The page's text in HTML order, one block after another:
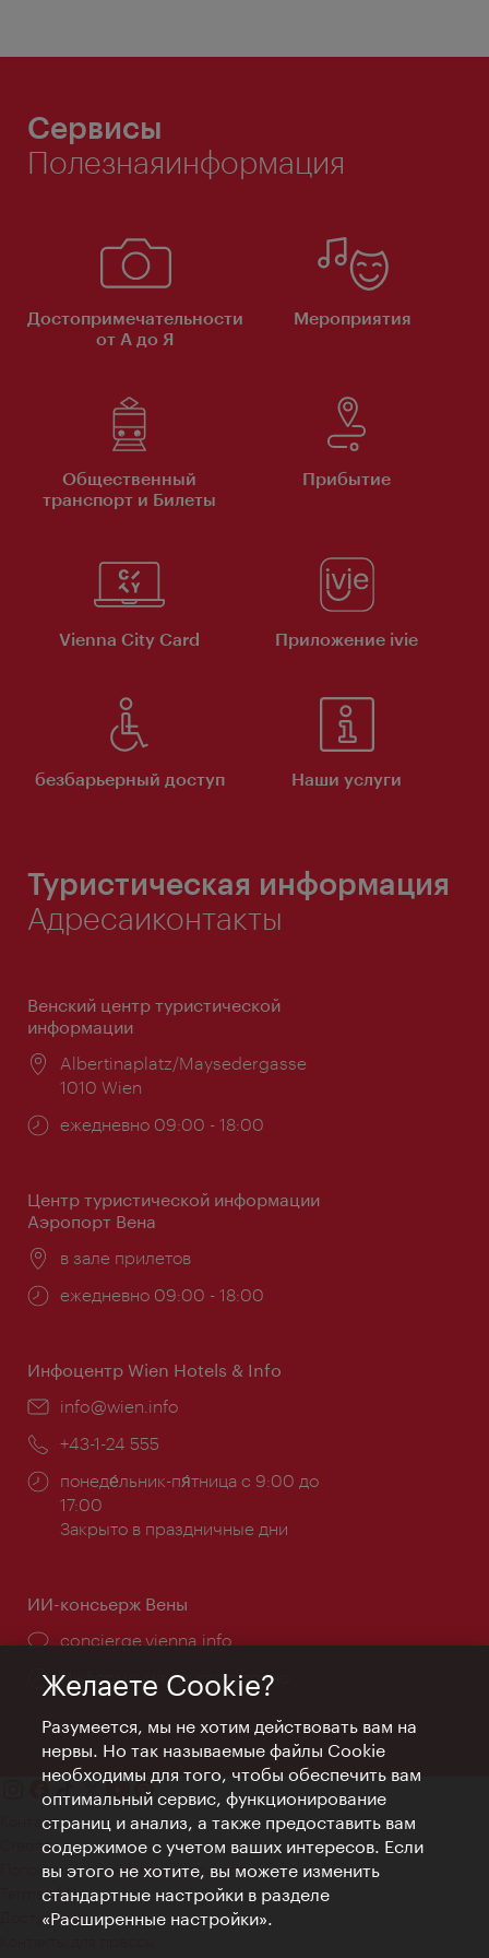
Сервисы
Полезнаяинформация
Достопримечательности
от А до Я
Мероприятия
Общественный
транспорт и Билеты
Прибытие
Vienna City Card Приложение ivie
безбарьерный доступ Наши услуги
Туристическая информация
Адресаиконтакты
Венский центр туристической
информации
Расположение:
Albertinaplatz/Maysedergasse
1010 Wien
Часы
ежедневно 09:00 - 18:00
Центр туристической информации
Аэропорт Вена
Расположение:
в зале прилетов
Часы
ежедневно 09:00 - 18:00
Инфоцентр Wien Hotels & Info
Эл.
info@wien.info
Телефон:
+43-1-24 555
Часы
работы:
понеде́льник-пя́тница с 9:00 до
17:00
Закрыто в праздничные дни
ИИ-консьерж Вены
concierge.vienna.info
Информация круглосуточно
Контакт
Credits
Положение о конфиденциальности
Terms of Use
Доступность
Желаете Cookie?
Разумеется, мы не хотим действовать вам на
нервы. Но так называемые файлы Cookie
необходимы для того, чтобы обеспечить вам
оптимальный сервис, функционирование
страниц и анализ, а также предоставить вам
содержимое с учетом ваших интересов. Если
вы этого не хотите, вы можете изменить
стандартные настройки в разделе
«Расширенные настройки».